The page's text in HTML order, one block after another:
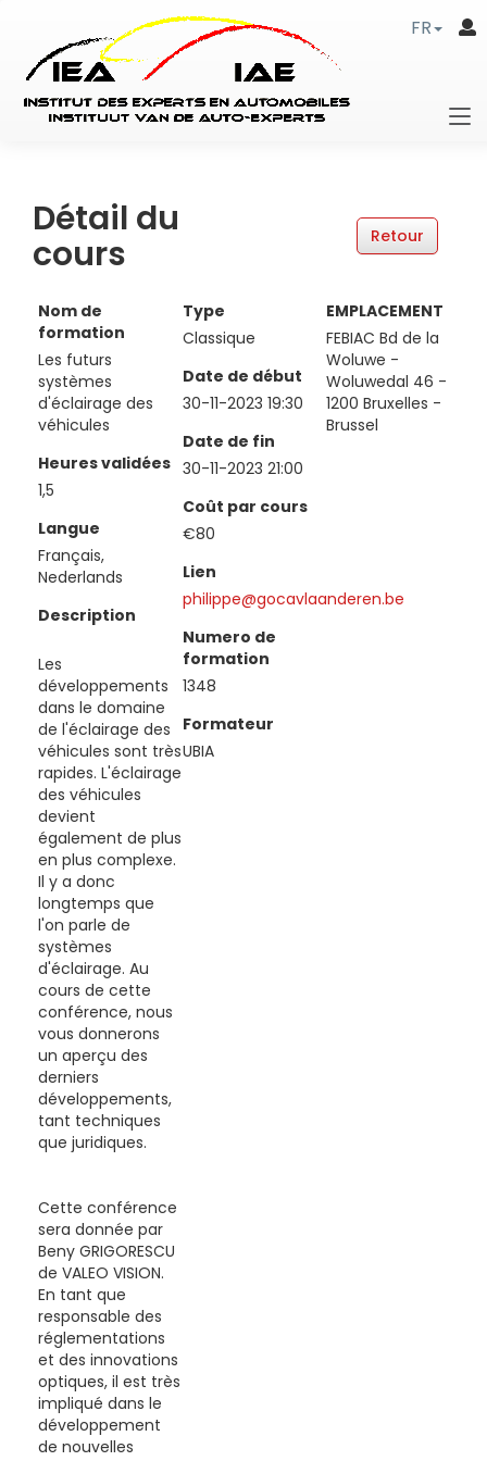
FR
Détail du
cours
Nom de
formation
Les futurs
systèmes
d'éclairage des
véhicules
Heures validées
1,5
Langue
Français,
Nederlands
Description
Les
développements
dans le domaine
de l'éclairage des
véhicules sont très
rapides. L'éclairage
des véhicules
devient
également de plus
en plus complexe.
Il y a donc
longtemps que
l'on parle de
systèmes
d'éclairage. Au
cours de cette
conférence, nous
vous donnerons
un aperçu des
derniers
développements,
tant techniques
que juridiques.
Cette conférence
sera donnée par
Beny GRIGORESCU
de VALEO VISION.
En tant que
responsable des
réglementations
et des innovations
optiques, il est très
impliqué dans le
développement
de nouvelles
Type
Classique
Date de début
30-11-2023 19:30
Date de fin
30-11-2023 21:00
Coût par cours
€80
Lien
philippe@gocavlaanderen.be
Numero de
formation
1348
Formateur
UBIA
EMPLACEMENT
FEBIAC Bd de la
Woluwe -
Woluwedal 46 -
1200 Bruxelles -
Brussel